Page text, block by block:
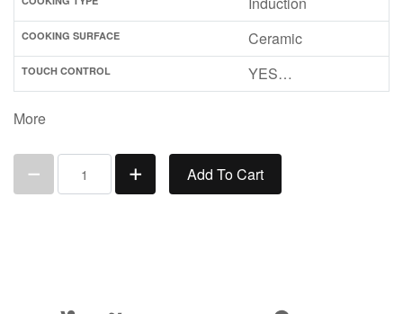
COOKING SURFACE Ceramic
TOUCH CONTROL YES…
More
Add To Cart